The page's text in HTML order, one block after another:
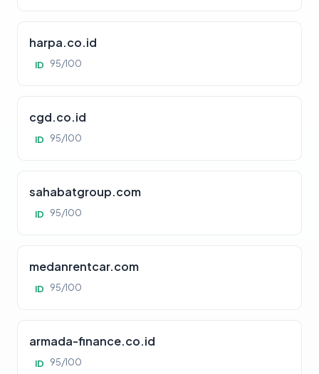
harpa.co.id
ID 95/100
cgd.co.id
ID 95/100
sahabatgroup.com
ID 95/100
medanrentcar.com
ID 95/100
armada-finance.co.id
ID 95/100